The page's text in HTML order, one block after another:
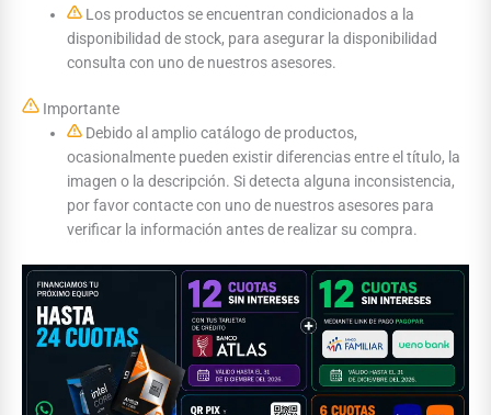
Los productos se encuentran condicionados a la
disponibilidad de stock, para asegurar la disponibilidad
consulta con uno de nuestros asesores.
Importante
Debido al amplio catálogo de productos,
ocasionalmente pueden existir diferencias entre el título, la
imagen o la descripción. Si detecta alguna inconsistencia,
por favor contacte con uno de nuestros asesores para
verificar la información antes de realizar su compra.